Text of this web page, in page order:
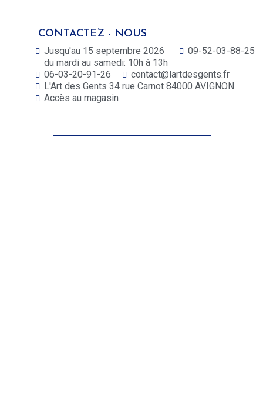
CONTACTEZ - NOUS
Jusqu'au 15 septembre 2026
du mardi au samedi: 10h à 13h
09-52-03-88-25
06-03-20-91-26
contact@lartdesgents.fr
L'Art des Gents 34 rue Carnot 84000 AVIGNON
Accès au magasin